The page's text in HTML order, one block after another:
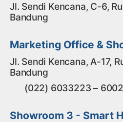
Jl. Sendi Kencana, C-6,
Bandung
Marketing Office &
Jl. Sendi Kencana, A-17,
Bandung
(022) 6033223 –
Showroom 3 - Smart